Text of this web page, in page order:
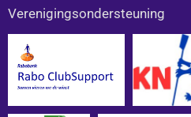
c
e
b
o
o
k
s
t
g
r
a
Verenigingsondersteuning